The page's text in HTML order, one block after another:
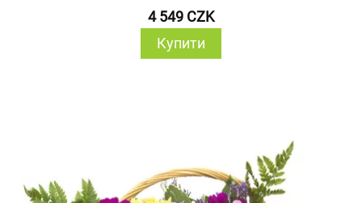
4 549 CZK
Купити